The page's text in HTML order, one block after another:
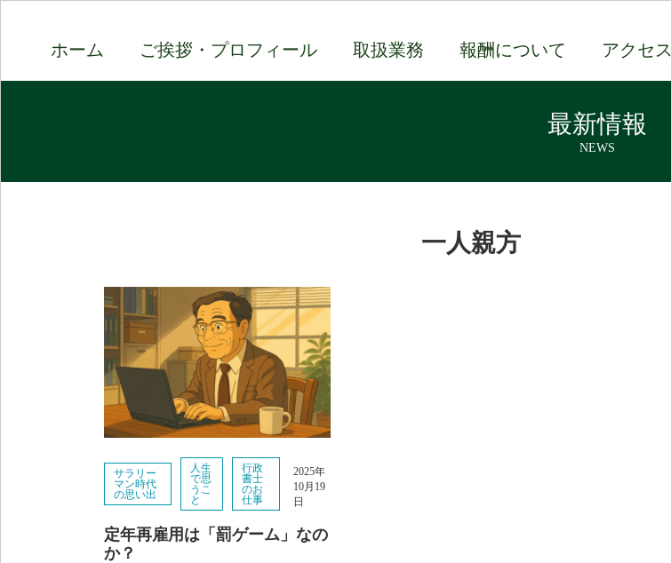
ホーム ご挨拶・プロフィール 取扱業務 報酬について アクセス
最新情報
NEWS
一人親方
サラリー
マン時代
の思い出
人生
で思
うこ
と
行政
書士
のお
仕事
2025年
10月19
日
定年再雇用は「罰ゲーム」なの
か？